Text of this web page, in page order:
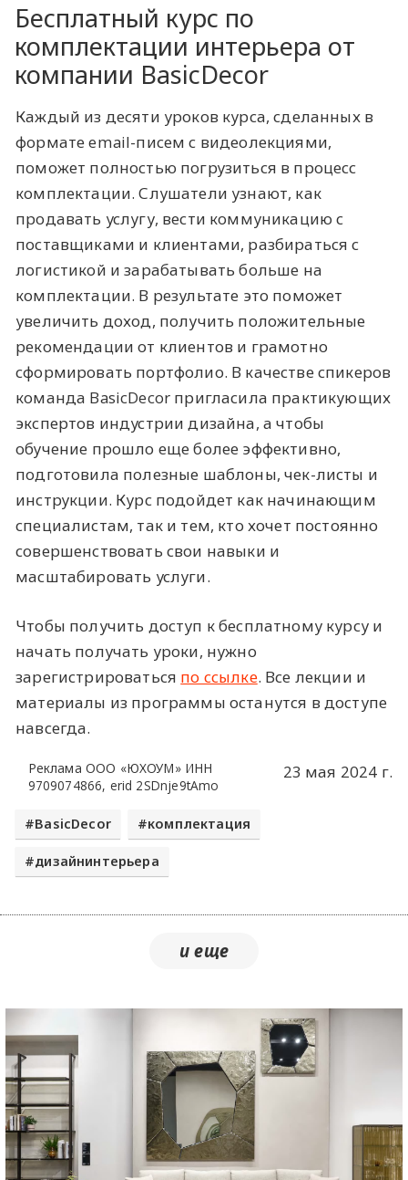
Бесплатный курс по
комплектации интерьера от
компании BasicDecor
Каждый из десяти уроков курса, сделанных в
формате email-писем с видеолекциями,
поможет полностью погрузиться в процесс
комплектации. Слушатели узнают, как
продавать услугу, вести коммуникацию с
поставщиками и клиентами, разбираться с
логистикой и зарабатывать больше на
комплектации. В результате это поможет
увеличить доход, получить положительные
рекомендации от клиентов и грамотно
сформировать портфолио. В качестве спикеров
команда BasicDecor пригласила практикующих
экспертов индустрии дизайна, а чтобы
обучение прошло еще более эффективно,
подготовила полезные шаблоны, чек-листы и
инструкции. Курс подойдет как начинающим
специалистам, так и тем, кто хочет постоянно
совершенствовать свои навыки и
масштабировать услуги.
Чтобы получить доступ к бесплатному курсу и
начать получать уроки, нужно
зарегистрироваться по ссылке. Все лекции и
материалы из программы останутся в доступе
навсегда.
23 мая 2024 г.
Реклама ООО «ЮХОУМ» ИНН
9709074866, erid 2SDnje9tAmo
BasicDecor комплектация
дизайнинтерьера